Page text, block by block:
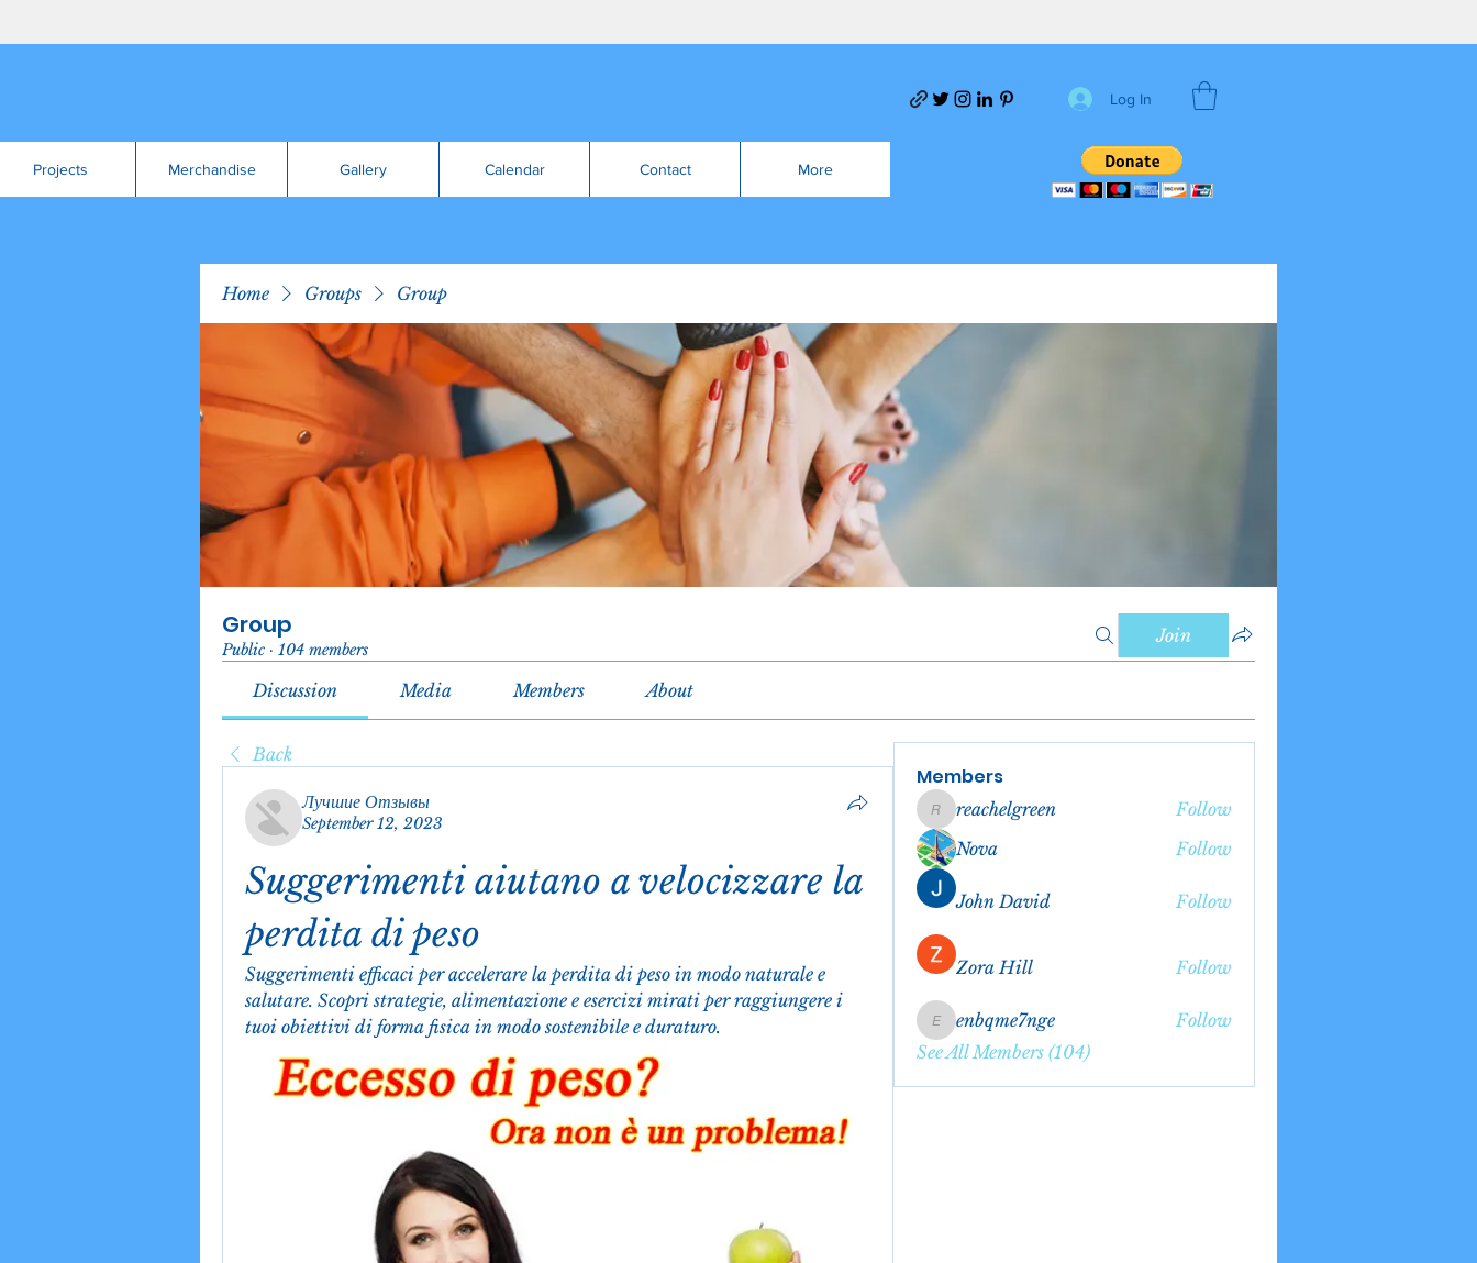
Log In
Projects Merchandise Gallery Calendar Contact More
Home Groups Group
Group
Public · 104 members
Join
Discussion Media Members About
Back
Лучшие Отзывы
September 12, 2023
Suggerimenti aiutano a velocizzare la
perdita di peso
Suggerimenti efficaci per accelerare la perdita di peso in modo naturale e
salutare. Scopri strategie, alimentazione e esercizi mirati per raggiungere i
tuoi obiettivi di forma fisica in modo sostenibile e duraturo.
Members
reachelgreen
reachelgreen
Follow
Nova
Follow
John David Follow
Zora Hill Follow
enbqme7nge
enbqme7nge
Follow
See All Members (104)